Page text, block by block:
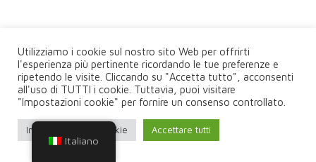
Utilizziamo i cookie sul nostro sito Web per offrirti
l'esperienza più pertinente ricordando le tue preferenze e
ripetendo le visite. Cliccando su "Accetta tutto", acconsenti
all'uso di TUTTI i cookie. Tuttavia, puoi visitare
"Impostazioni cookie" per fornire un consenso controllato.
Impostazioni dei cookie Accettare tutti
Italiano